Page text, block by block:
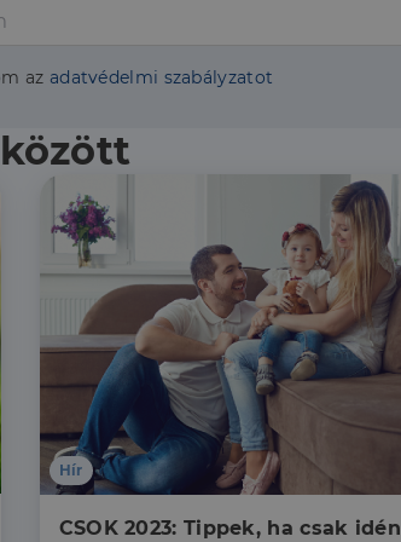
az adatvédelmi szabályzatot
Hír
CSOK 2023: Tippek, ha csak idén